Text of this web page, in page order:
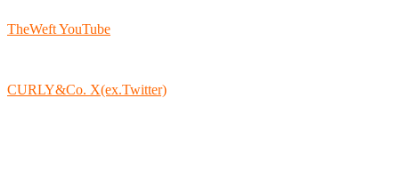
TheWeft YouTube
CURLY&Co. X(ex.Twitter)